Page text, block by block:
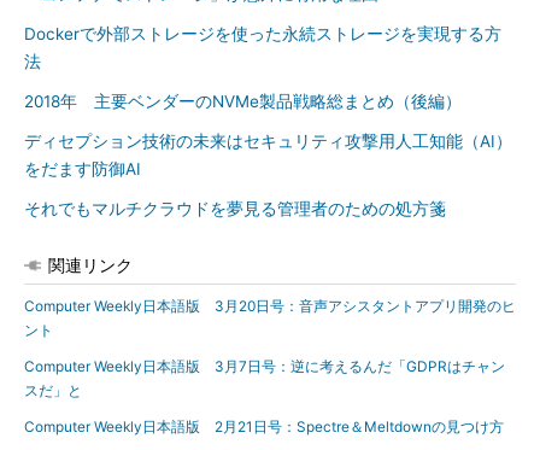
Dockerで外部ストレージを使った永続ストレージを実現する方
法
2018年 主要ベンダーのNVMe製品戦略総まとめ（後編）
ディセプション技術の未来はセキュリティ攻撃用人工知能（AI）
をだます防御AI
それでもマルチクラウドを夢見る管理者のための処方箋
関連リンク
Computer Weekly日本語版 3月20日号：音声アシスタントアプリ開発のヒ
ント
Computer Weekly日本語版 3月7日号：逆に考えるんだ「GDPRはチャン
スだ」と
Computer Weekly日本語版 2月21日号：Spectre＆Meltdownの見つけ方